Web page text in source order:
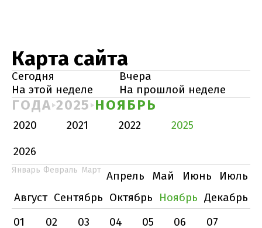
Карта сайта
Сегодня
Вчера
На этой неделе
На прошлой неделе
ГОДА 2025 НОЯБРЬ
2020 2021 2022
2025
2026
Январь Февраль Март Апрель Май Июнь
Июль
Август Сентябрь Октябрь Ноябрь Декабрь
01
02 03 04 05 06
07